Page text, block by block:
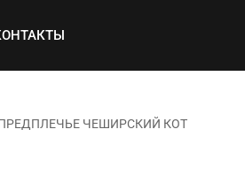
ЧЕШИРСКИЙ КОТ